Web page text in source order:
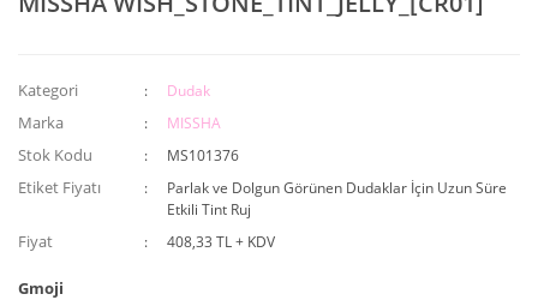
Kategori Dudak
Marka MISSHA
Stok Kodu MS101376
Etiket Fiyatı
Parlak ve Dolgun Görünen Dudaklar İçin Uzun Süre
Etkili Tint Ruj
Fiyat 408,33 TL + KDV
Gmoji